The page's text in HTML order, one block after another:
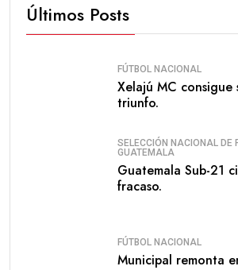
Últimos Posts
FÚTBOL NACIONAL
Xelajú MC consigue
triunfo.
SELECCIÓN NACIONAL DE
GUATEMALA
Guatemala Sub-21
fracaso.
FÚTBOL NACIONAL
Municipal remonta